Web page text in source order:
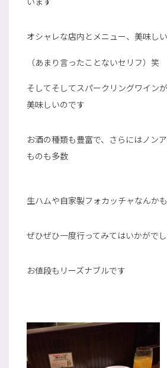
オシャレな店内とメニュー、美味し
（あまり言ったことないセリフ）笑
そしてそしてスパークリングワイン
美味しいのです
お酒の種類も豊富で、さらにはノン
ものも多数
生ハムや自家製フォカッチャなんか
ぜひぜひ一度行ってみてはいかがで
お値段もリーズナブルです